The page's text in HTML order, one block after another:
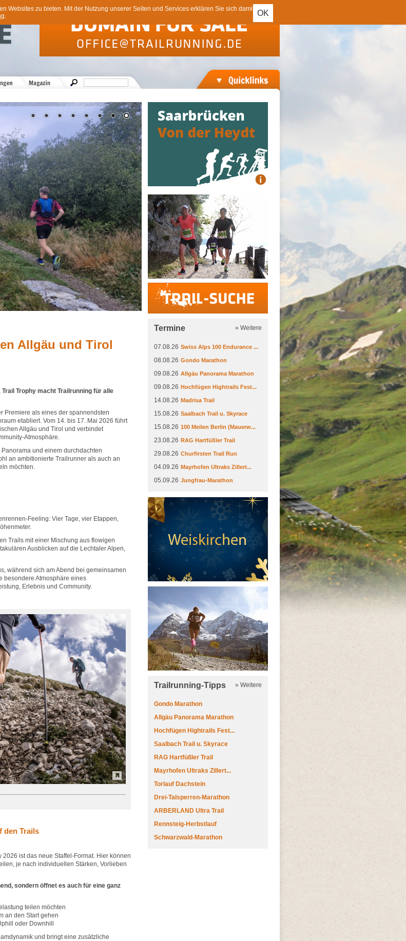
OK
Websites zu bieten. Mit der Nutzung unserer Seiten und Services erklären Sie sich damit
.
Trail-Suche
Allgäu und Tirol
Trail Trophy macht Trailrunning für alle
Premiere als eines der spannendsten
etabliert. Vom 14. bis 17. Mai 2026 führt
Allgäu und Tirol und verbindet
Atmosphäre.
und einem durchdachten
an ambitionierte Trailrunner als auch an
möchten.
Feeling: Vier Tage, vier Etappen,
Trails mit einer Mischung aus flowigen
Ausblicken auf die Lechtaler Alpen,
während sich am Abend bei gemeinsamen
besondere Atmosphäre eines
Erlebnis und Community.
den Trails
ist das neue Staffel-Format. Hier können
je nach individuellen Stärken, Vorlieben
sondern öffnet es auch für eine ganz
teilen möchten
an den Start gehen
oder Downhill
und bringt eine zusätzliche
Termine » Weitere
07.08.26 Swiss Alps 100 Endurance ...
08.08.26 Gondo Marathon
09.08.26 Allgäu Panorama Marathon
09.08.26 Hochfügen Hightrails Fest...
14.08.26 Madrisa Trail
15.08.26 Saalbach Trail u. Skyrace
15.08.26 100 Meilen Berlin (Mauerw...
23.08.26 RAG Hartfüßler Trail
29.08.26 Churfirsten Trail Run
04.09.26 Mayrhofen Ultraks Zillert...
05.09.26 Jungfrau-Marathon
Trailrunning-Tipps » Weitere
Gondo Marathon
Allgäu Panorama Marathon
Hochfügen Hightrails Fest...
Saalbach Trail u. Skyrace
RAG Hartfüßler Trail
Mayrhofen Ultraks Zillert...
Torlauf Dachstein
Drei-Talsperren-Marathon
ARBERLAND Ultra Trail
Rennsteig-Herbstlauf
Schwarzwald-Marathon